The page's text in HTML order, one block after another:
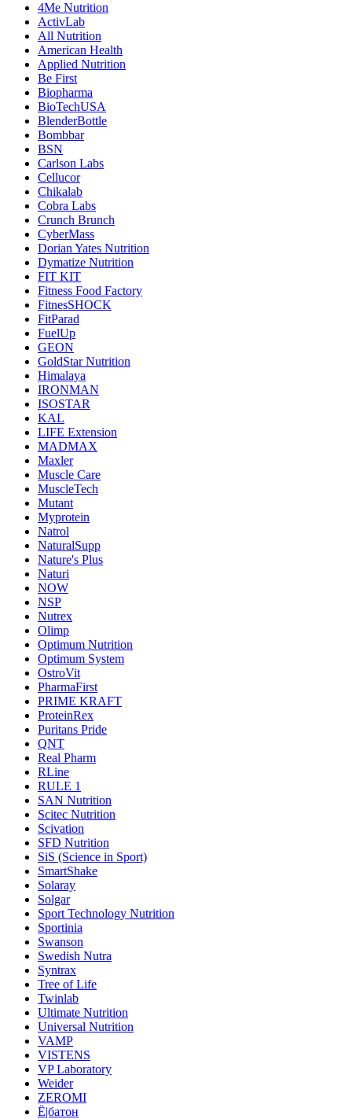
4Me Nutrition
ActivLab
All Nutrition
American Health
Applied Nutrition
Be First
Biopharma
BioTechUSA
BlenderBottle
Bombbar
BSN
Carlson Labs
Cellucor
Chikalab
Cobra Labs
Crunch Brunch
CyberMass
Dorian Yates Nutrition
Dymatize Nutrition
FIT KIT
Fitness Food Factory
FitnesSHOCK
FitParad
FuelUp
GEON
GoldStar Nutrition
Himalaya
IRONMAN
ISOSTAR
KAL
LIFE Extension
MADMAX
Maxler
Muscle Care
MuscleTech
Mutant
Myprotein
Natrol
NaturalSupp
Nature's Plus
Naturi
NOW
NSP
Nutrex
Olimp
Optimum Nutrition
Optimum System
OstroVit
PharmaFirst
PRIME KRAFT
ProteinRex
Puritans Pride
QNT
Real Pharm
RLine
RULE 1
SAN Nutrition
Scitec Nutrition
Scivation
SFD Nutrition
SiS (Science in Sport)
SmartShake
Solaray
Solgar
Sport Technology Nutrition
Sportinia
Swanson
Swedish Nutra
Syntrax
Tree of Life
Twinlab
Ultimate Nutrition
Universal Nutrition
VAMP
VISTENS
VP Laboratory
Weider
ZEROMI
Ё|батон